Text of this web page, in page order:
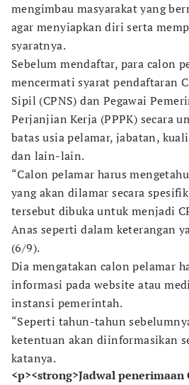
mengimbau masyarakat yang
agar menyiapkan diri serta
syaratnya.
Sebelum mendaftar, para calon
mencermati syarat pendaftaran
Sipil (CPNS) dan Pegawai
Perjanjian Kerja (PPPK) secara
batas usia pelamar, jabatan,
dan lain-lain.
“Calon pelamar harus
yang akan dilamar secara
tersebut dibuka untuk menjadi
Anas seperti dalam keterangan
(6/9).
Dia mengatakan calon pelamar
informasi pada website atau
instansi pemerintah.
“Seperti tahun-tahun
ketentuan akan diinformasikan
katanya.
<p><strong>Jadwal penerimaan